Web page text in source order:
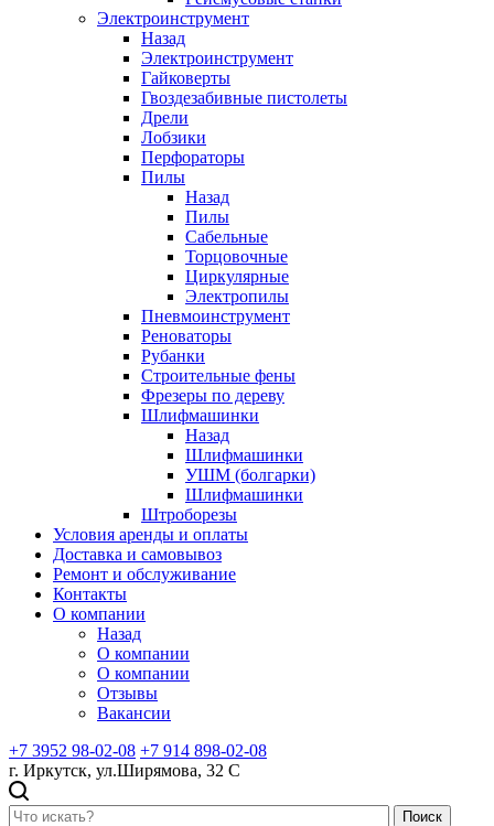
Электроинструмент
Назад
Электроинструмент
Гайковерты
Гвоздезабивные пистолеты
Дрели
Лобзики
Перфораторы
Пилы
Назад
Пилы
Сабельные
Торцовочные
Циркулярные
Электропилы
Пневмоинструмент
Реноваторы
Рубанки
Строительные фены
Фрезеры по дереву
Шлифмашинки
Назад
Шлифмашинки
УШМ (болгарки)
Шлифмашинки
Штроборезы
Условия аренды и оплаты
Доставка и самовывоз
Ремонт и обслуживание
Контакты
О компании
Назад
О компании
О компании
Отзывы
Вакансии
+7 3952 98-02-08 +7 914 898-02-08
г. Иркутск, ул.Ширямова, 32 С
Поиск